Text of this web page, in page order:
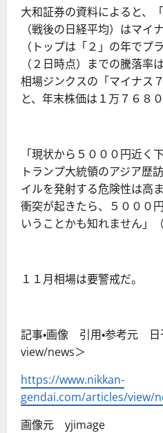
大和証券の資料によると、
（戦後の日経平均）はマイ
（トップは「２」の年で
（２日時点）までの騰落率
相場ジンクスの「マイナス
と、年末株価は１万７６８
「現状から５０００円近く
トランプ大統領のアジア歴
イルを発射する危険性は高
衝突が起きたら、５０００
いうことかも知れません」
１１月相場は要警戒だ。
記事・画像 引用・参考元
view/news＞
https://www.nikkan-
gendai.com/articles/view/
画像元 yjimage